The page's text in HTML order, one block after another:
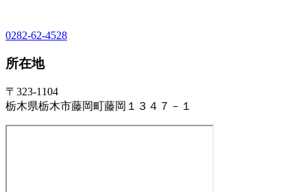
0282-62-4528
所在地
〒323-1104
栃木県栃木市藤岡町藤岡１３４７－１